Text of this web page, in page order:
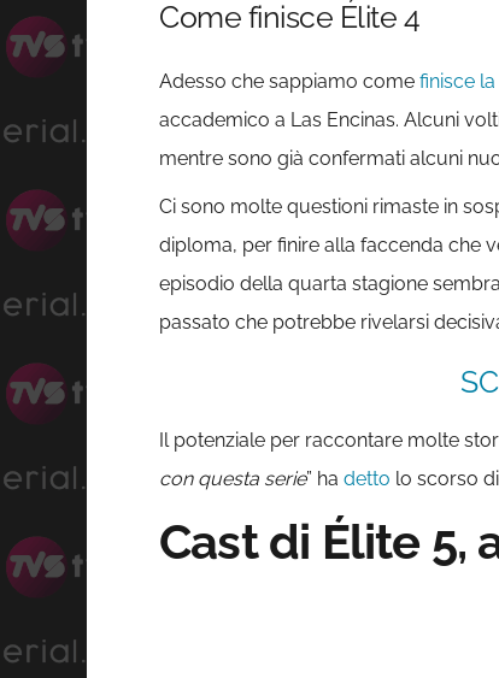
Come finisce Élite 4
Adesso che sappiamo come finisce
accademico a Las Encinas. Alcuni
mentre sono già confermati alcuni
Ci sono molte questioni rimaste in
diploma, per finire alla faccenda che
episodio della quarta stagione
passato che potrebbe rivelarsi
Il potenziale per raccontare molte
con questa serie” ha detto lo scorso
Cast di Élite 5,